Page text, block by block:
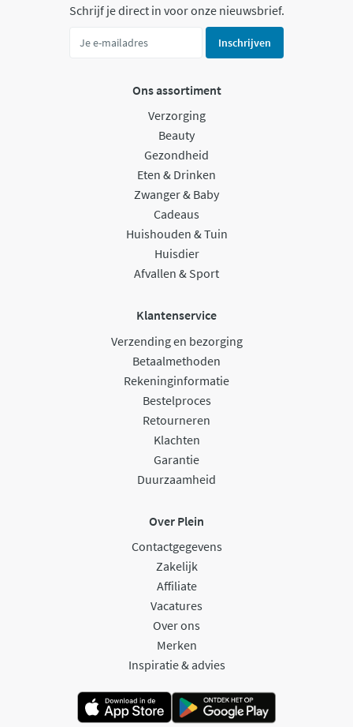
Schrijf je direct in voor onze nieuwsbrief.
Inschrijven
Ons assortiment
Verzorging
Beauty
Gezondheid
Eten & Drinken
Zwanger & Baby
Cadeaus
Huishouden & Tuin
Huisdier
Afvallen & Sport
Klantenservice
Verzending en bezorging
Betaalmethoden
Rekeninginformatie
Bestelproces
Retourneren
Klachten
Garantie
Duurzaamheid
Over Plein
Contactgegevens
Zakelijk
Affiliate
Vacatures
Over ons
Merken
Inspiratie & advies